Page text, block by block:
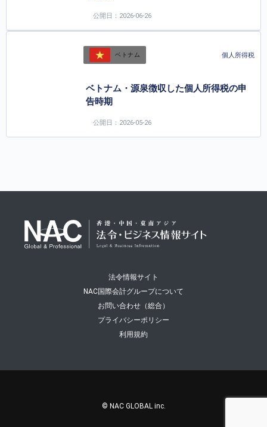
公開日：2026-06-26
ベトナム 個人所得税
ベトナム・源泉徴収した個人所得税の申
告時期
公開日：2026-05-26
法令情報サイト
NAC国際会計グループについて
お問い合わせ（総合）
プライバシーポリシー
利用規約
© NAC GLOBAL inc.